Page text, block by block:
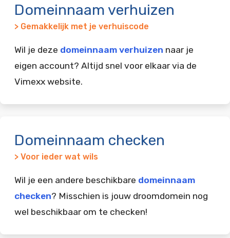
Domeinnaam verhuizen
> Gemakkelijk met je verhuiscode
Wil je deze domeinnaam verhuizen naar je
eigen account? Altijd snel voor elkaar via de
Vimexx website.
Domeinnaam checken
> Voor ieder wat wils
Wil je een andere beschikbare domeinnaam
checken? Misschien is jouw droomdomein nog
wel beschikbaar om te checken!